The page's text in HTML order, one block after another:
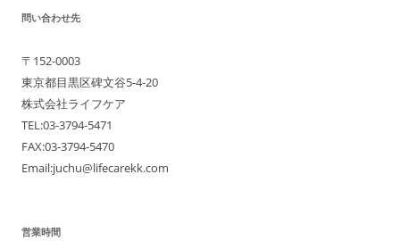
ン
問い合わせ先
〒152-0003
東京都目黒区碑文谷5-4-20
株式会社ライフケア
TEL:03-3794-5471
FAX:03-3794-5470
Email:juchu@lifecarekk.com
営業時間